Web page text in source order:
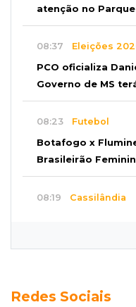
atenção no
08:37 Eleições
PCO oficializa
Governo de MS
08:23 Futebol
Botafogo x
Brasileirão
08:19 Cassilândia
Jagunços,
Redes Sociais